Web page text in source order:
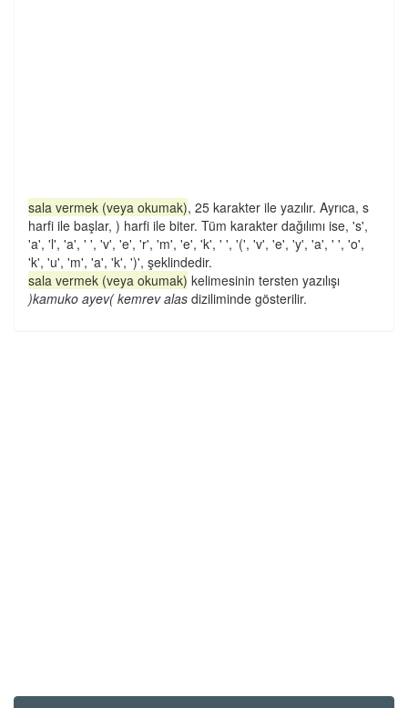
sala vermek (veya okumak), 25 karakter ile yazılır. Ayrıca, s
harfi ile başlar, ) harfi ile biter. Tüm karakter dağılımı ise, 's',
'a', 'l', 'a', ' ', 'v', 'e', 'r', 'm', 'e', 'k', ' ', '(', 'v', 'e', 'y', 'a', ' ', 'o',
'k', 'u', 'm', 'a', 'k', ')', şeklindedir.
sala vermek (veya okumak) kelimesinin tersten yazılışı
)kamuko ayev( kemrev alas diziliminde gösterilir.